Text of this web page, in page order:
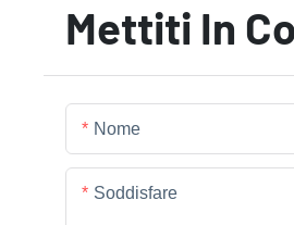
Mettiti In
Nome
Soddisfare